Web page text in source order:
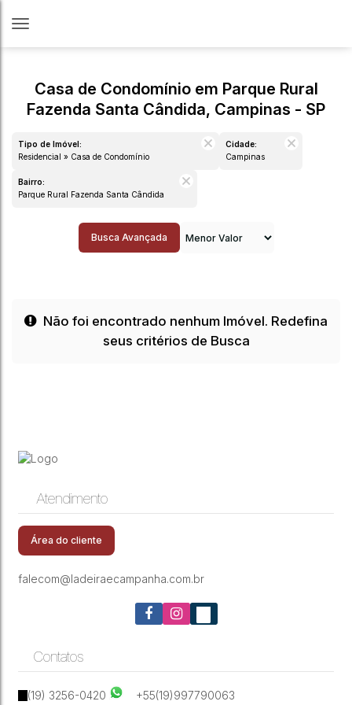
Casa de Condomínio em Parque Rural
Fazenda Santa Cândida, Campinas - SP
Tipo de Imóvel:
Residencial » Casa de Condomínio
Cidade:
Campinas
Bairro:
Parque Rural Fazenda Santa Cândida
Busca Avançada
Não foi encontrado nenhum Imóvel. Redefina
seus critérios de Busca
Atendimento
Área do cliente
falecom@ladeiraecampanha.com.br
Contatos
(19) 3256-0420 +55(19)997790063